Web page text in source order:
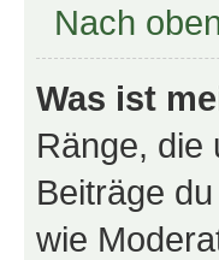
Nach
Was ist
Ränge, die
Beiträge
wie